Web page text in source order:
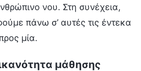
νου. Στη συνέχεια,
πάνω σ’ αυτές τις έντεκα
μία.
μάθησης